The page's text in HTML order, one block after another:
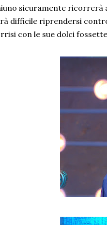
sicuramente ricorrerà
difficile riprendersi
con le sue dolci